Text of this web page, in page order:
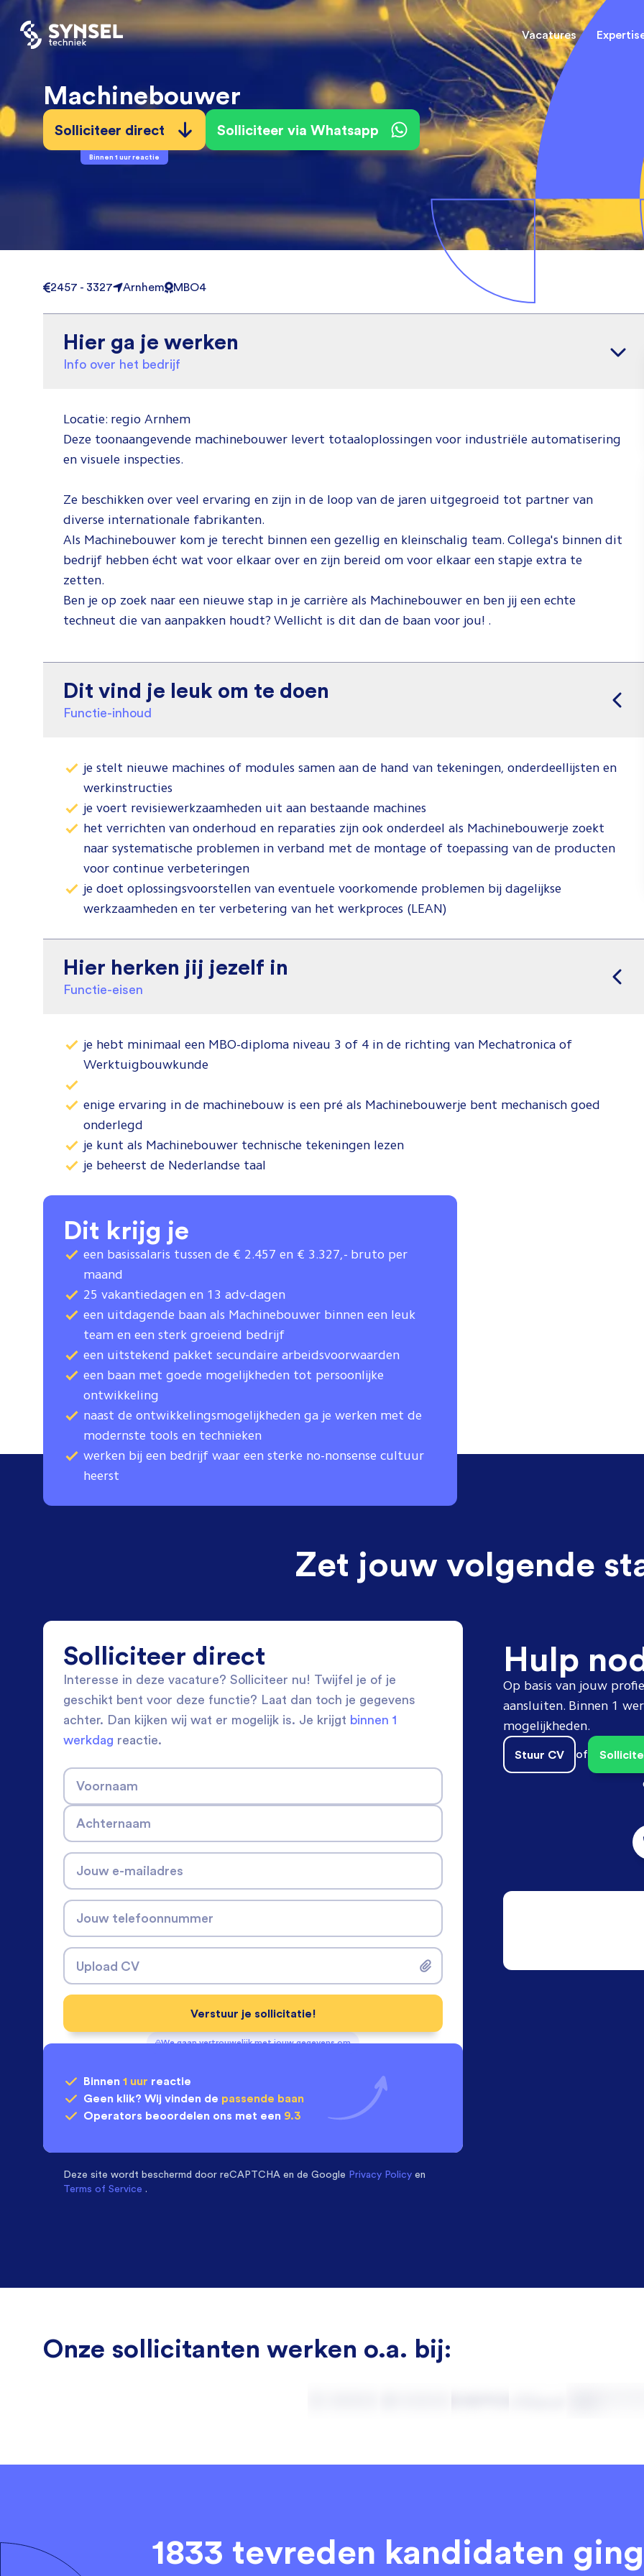
Vacatures
(Field) Service Engineers
Software & Electrical
Engineers
Monteurs binnendienst
Technisch-Commercieel
(Field) Service Engineers
Software & Electrical
Engineers
Monteurs binnendienst
Machinebouwer
Solliciteer direct
Binnen 1 uur reactie
Solliciteer via Whatsapp
voor
waar je dat
zien hoe wij
2457 - 3327 Arnhem MBO4
Hier ga je werken
Info over het bedrijf
Locatie: regio Arnhem
Deze toonaangevende machinebouwer levert totaaloplossingen voor industriële automatisering
en visuele inspecties.
Ze beschikken over veel ervaring en zijn in de loop van de jaren uitgegroeid tot partner van
diverse internationale fabrikanten.
Als Machinebouwer kom je terecht binnen een gezellig en kleinschalig team. Collega's binnen dit
bedrijf hebben écht wat voor elkaar over en zijn bereid om voor elkaar een stapje extra te
zetten.
Ben je op zoek naar een nieuwe stap in je carrière als Machinebouwer en ben jij een echte
techneut die van aanpakken houdt? Wellicht is dit dan de baan voor jou! .
Dit vind je leuk om te doen
Functie-inhoud
je stelt nieuwe machines of modules samen aan de hand van tekeningen, onderdeellijsten en
werkinstructies
je voert revisiewerkzaamheden uit aan bestaande machines
het verrichten van onderhoud en reparaties zijn ook onderdeel als Machinebouwerje zoekt
naar systematische problemen in verband met de montage of toepassing van de producten
voor continue verbeteringen
je doet oplossingsvoorstellen van eventuele voorkomende problemen bij dagelijkse
werkzaamheden en ter verbetering van het werkproces (LEAN)
Hier herken jij jezelf in
Functie-eisen
je hebt minimaal een MBO-diploma niveau 3 of 4 in de richting van Mechatronica of
Werktuigbouwkunde
enige ervaring in de machinebouw is een pré als Machinebouwerje bent mechanisch goed
onderlegd
je kunt als Machinebouwer technische tekeningen lezen
je beheerst de Nederlandse taal
Dit krijg je
een basissalaris tussen de € 2.457 en € 3.327,- bruto per
maand
25 vakantiedagen en 13 adv-dagen
een uitdagende baan als Machinebouwer binnen een leuk
team en een sterk groeiend bedrijf
een uitstekend pakket secundaire arbeidsvoorwaarden
een baan met goede mogelijkheden tot persoonlijke
ontwikkeling
naast de ontwikkelingsmogelijkheden ga je werken met de
modernste tools en technieken
werken bij een bedrijf waar een sterke no-nonsense cultuur
heerst
Zet jouw volgende
Solliciteer direct
Interesse in deze vacature? Solliciteer nu! Twijfel je of je
geschikt bent voor deze functie? Laat dan toch je gegevens
achter. Dan kijken wij wat er mogelijk is. Je krijgt binnen 1
werkdag reactie.
Voornaam
Achternaam
Jouw e-mailadres
Jouw telefoonnummer
Upload CV
We gaan vertrouwelijk met jouw gegevens om
Verstuur je sollicitatie!
Binnen 1 uur reactie
Geen klik? Wij vinden de passende baan
Operators beoordelen ons met een 9.3
Deze site wordt beschermd door reCAPTCHA en de Google Privacy Policy en
Terms of Service .
Hulp
Op basis van jouw
aansluiten. Binnen 1
mogelijkheden.
Stuur CV of
Onze sollicitanten werken o.a. bij:
1833 tevreden kandidaten